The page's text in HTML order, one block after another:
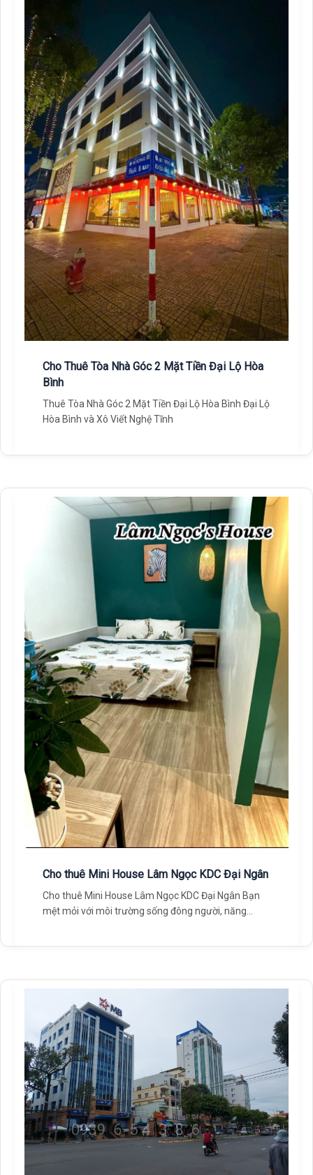
Cho Thuê Tòa Nhà Góc 2 Mặt Tiền Đại Lộ Hòa
Bình
Thuê Tòa Nhà Góc 2 Mặt Tiền Đại Lộ Hòa Bình Đại Lộ
Hòa Bình và Xô Viết Nghệ Tĩnh
Cho thuê Mini House Lâm Ngọc KDC Đại Ngân
Cho thuê Mini House Lâm Ngọc KDC Đại Ngân Bạn
mệt mỏi với môi trường sống đông người, năng